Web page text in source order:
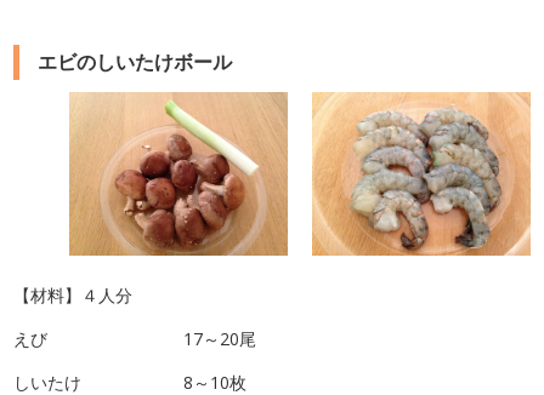
エビのしいたけボール
【材料】４人分
えび 17～20尾
しいたけ 8～10枚